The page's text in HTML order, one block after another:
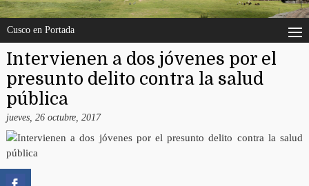
Cusco en Portada
Intervienen a dos jóvenes por el
presunto delito contra la salud
pública
jueves, 26 octubre, 2017